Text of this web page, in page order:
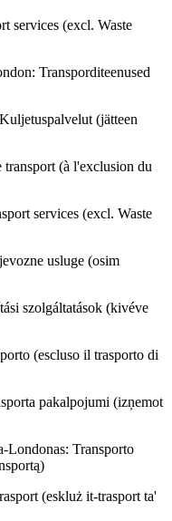
services (excl. Waste
Transporditeenused
(jätteen
(à l'exclusion du
services (excl. Waste
usluge (osim
szolgáltatások (kivéve
(escluso il trasporto di
pakalpojumi (izņemot
Transporto
(eskluż it-trasport ta'